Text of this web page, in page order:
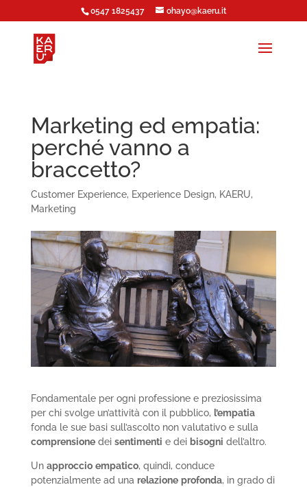
0547 1825437 ohayo@kaeru.it
Marketing ed empatia:
perché vanno a
braccetto?
Customer Experience, Experience Design, KAERU,
Marketing
Fondamentale per ogni professione e preziosissima
per chi svolge un’attività con il pubblico, l’empatia
fonda le sue basi sull’ascolto non valutativo e sulla
comprensionedei sentimenti e dei bisogni dell’altro.
Un approccio empatico, quindi, conduce
potenzialmente ad una relazione profonda, in grado di